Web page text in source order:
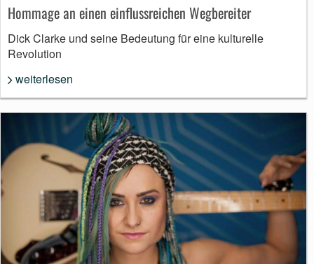
Hommage an einen einflussreichen Wegbereiter
Dick Clarke und seine Bedeutung für eine kulturelle
Revolution
weiterlesen